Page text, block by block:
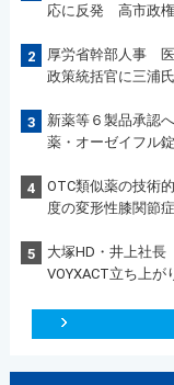
応に反発 高市政
2
厚労省幹部人事
政策統括官に三浦
3
新薬等６製品承認
薬・オーゼイフル
4
OTC類似薬の技術
度の変形性膝関節
5
大塚HD・井上社
VOYXACT立ち上が